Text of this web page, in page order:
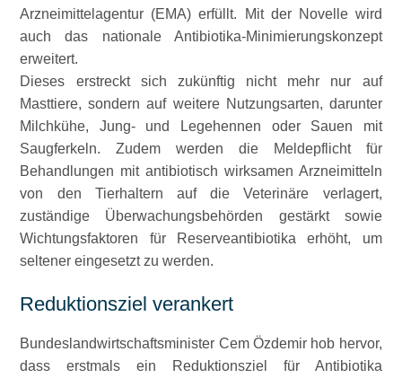
Arzneimittelagentur (EMA) erfüllt. Mit der Novelle wird
auch das nationale Antibiotika-Minimierungskonzept
erweitert.
Dieses erstreckt sich zukünftig nicht mehr nur auf
Masttiere, sondern auf weitere Nutzungsarten, darunter
Milchkühe, Jung- und Legehennen oder Sauen mit
Saugferkeln. Zudem werden die Meldepflicht für
Behandlungen mit antibiotisch wirksamen Arzneimitteln
von den Tierhaltern auf die Veterinäre verlagert,
zuständige Überwachungsbehörden gestärkt sowie
Wichtungsfaktoren für Reserveantibiotika erhöht, um
seltener eingesetzt zu werden.
Reduktionsziel verankert
Bundeslandwirtschaftsminister Cem Özdemir hob hervor,
dass erstmals ein Reduktionsziel für Antibiotika